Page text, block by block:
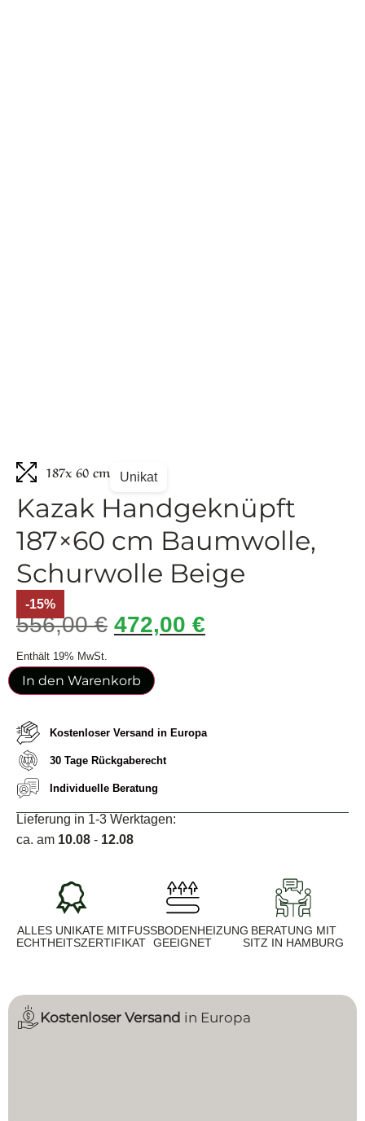
187x 60 cm Unikat
Kazak Handgeknüpft
187×60 cm Baumwolle,
Schurwolle Beige
-15%
556,00€ 472,00 €
Enthält 19% MwSt.
In den Warenkorb
Kostenloser Versand in Europa
30 Tage Rückgaberecht
Individuelle Beratung
Lieferung in 1-3 Werktagen:
ca. am 10.08 - 12.08
ALLES UNIKATE MIT
ECHTHEITSZERTIFIKAT
FUSSBODENHEIZUNG G
EEIGNET
BERATUNG MIT
SITZ IN HAMBURG
Kostenloser Versand in Europa